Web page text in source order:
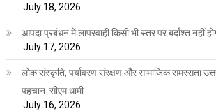
July 18, 2026
आपदा प्रबंधन में लापरवाही किसी भी स्तर पर बर्दाश्त नहीं
July 17, 2026
लोक संस्कृति, पर्यावरण संरक्षण और सामाजिक समरसता
पहचान: सीएम धामी
July 16, 2026